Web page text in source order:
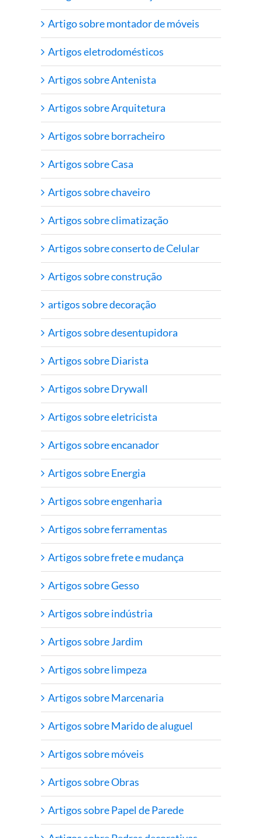
Artigo sobre montador de móveis
Artigos eletrodomésticos
Artigos sobre Antenista
Artigos sobre Arquitetura
Artigos sobre borracheiro
Artigos sobre Casa
Artigos sobre chaveiro
Artigos sobre climatização
Artigos sobre conserto de Celular
Artigos sobre construção
artigos sobre decoração
Artigos sobre desentupidora
Artigos sobre Diarista
Artigos sobre Drywall
Artigos sobre eletricista
Artigos sobre encanador
Artigos sobre Energia
Artigos sobre engenharia
Artigos sobre ferramentas
Artigos sobre frete e mudança
Artigos sobre Gesso
Artigos sobre indústria
Artigos sobre Jardim
Artigos sobre limpeza
Artigos sobre Marcenaria
Artigos sobre Marido de aluguel
Artigos sobre móveis
Artigos sobre Obras
Artigos sobre Papel de Parede